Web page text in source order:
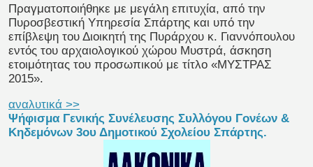
Πραγματοποιήθηκε με μεγάλη επιτυχία, από την
Πυροσβεστική Υπηρεσία Σπάρτης και υπό την
επίβλεψη του Διοικητή της Πυράρχου κ. Γιαννόπουλου
εντός του αρχαιολογικού χώρου Μυστρά, άσκηση
ετοιμότητας του προσωπικού με τίτλο «ΜΥΣΤΡΑΣ
2015».
αναλυτικά >>
Ψήφισμα Γενικής Συνέλευσης Συλλόγου Γονέων &
Κηδεμόνων 3ου Δημοτικού Σχολείου Σπάρτης.